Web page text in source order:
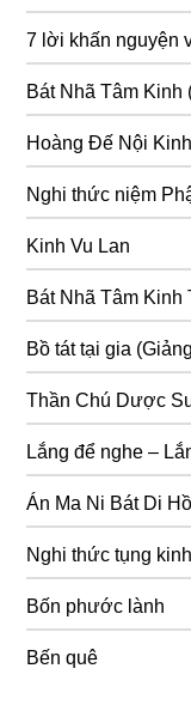
7 lời khấn nguyện
Bát Nhã Tâm Kinh
Hoàng Đế Nội
Nghi thức niệm
Kinh Vu Lan
Bát Nhã Tâm Kinh
Bồ tát tại gia
Thần Chú Dược
Lắng để nghe –
Án Ma Ni Bát Di
Nghi thức tụng
Bốn phước lành
Bến quê